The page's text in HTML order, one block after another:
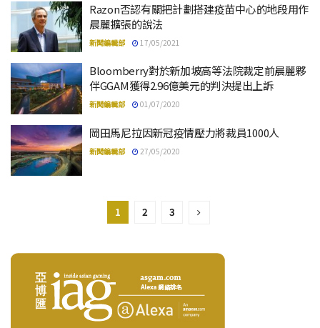
Razon否認有關把計劃搭建疫苗中心的地段用作
晨麗擴張的說法
新聞編輯部 17/05/2021
Bloomberry對於新加坡高等法院裁定前晨麗夥
伴GGAM獲得2.96億美元的判決提出上訴
新聞編輯部 01/07/2020
岡田馬尼拉因新冠疫情壓力將裁員1000人
新聞編輯部 27/05/2020
1 2 3